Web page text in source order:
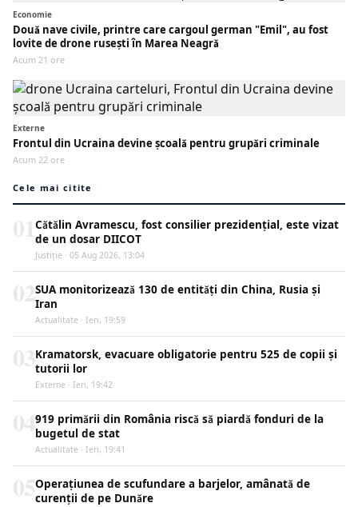
Economie
Două nave civile, printre care cargoul german "Emil", au fost
lovite de drone rusești în Marea Neagră
Acum 21 ore
Externe
Frontul din Ucraina devine școală pentru grupări criminale
Acum 22 ore
Cele mai citite
Cătălin Avramescu, fost consilier prezidențial, este vizat
de un dosar DIICOT
Justiţie · 05 Aug 2026, 13:04
SUA monitorizează 130 de entități din China, Rusia și
Iran
Actualitate · Ieri, 19:59
Kramatorsk, evacuare obligatorie pentru 525 de copii și
tutorii lor
Externe · Ieri, 19:42
919 primării din România riscă să piardă fonduri de la
bugetul de stat
Actualitate · Ieri, 19:41
Operațiunea de scufundare a barjelor, amânată de
curenții de pe Dunăre